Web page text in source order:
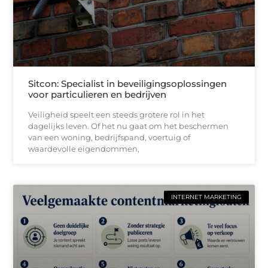
Sitcon: Specialist in beveiligingsoplossingen
voor particulieren en bedrijven
Veiligheid speelt een steeds grotere rol in het
dagelijks leven. Of het nu gaat om het beschermen
van een woning, bedrijfspand, voertuig of
waardevolle eigendommen,
INTERNET MARKETING